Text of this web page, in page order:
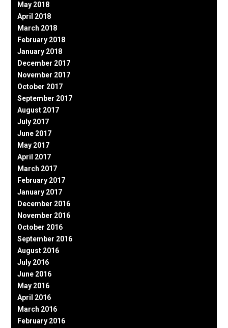
May 2018
April 2018
March 2018
February 2018
January 2018
December 2017
November 2017
October 2017
September 2017
August 2017
July 2017
June 2017
May 2017
April 2017
March 2017
February 2017
January 2017
December 2016
November 2016
October 2016
September 2016
August 2016
July 2016
June 2016
May 2016
April 2016
March 2016
February 2016